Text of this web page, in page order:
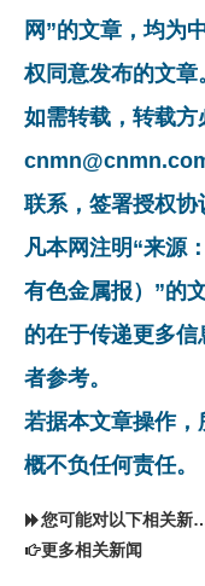
网”的文章，均为
权同意发布的文章
如需转载，转载方
联系，签署授权协
凡本网注明“来源
有色金属报）”的
的在于传递更多
者参考。
若据本文章操作，
概不负任何责任。
您可能对以下相关新闻同样感兴趣
更多相关新闻